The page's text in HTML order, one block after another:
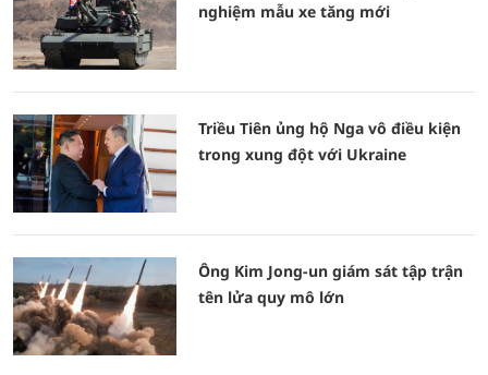
nghiệm mẫu xe tăng mới
Triều Tiên ủng hộ Nga vô điều kiện
trong xung đột với Ukraine
Ông Kim Jong-un giám sát tập trận
tên lửa quy mô lớn